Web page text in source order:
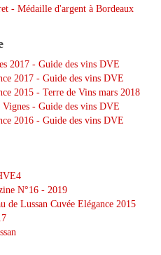
- Médaille d'argent à Bordeaux
2017 - Guide des vins DVE
2017 - Guide des vins DVE
2015 - Terre de Vins mars 2018
Vignes - Guide des vins DVE
2016 - Guide des vins DVE
N°16 - 2019
de Lussan Cuvée Elégance 2015